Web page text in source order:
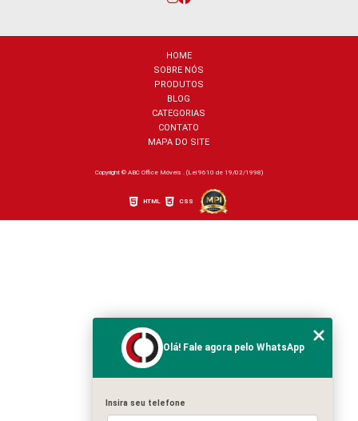
HOME
SOBRE NÓS
PRODUTOS
BLOG
CATEGORIAS
CONTATO
MAPA DO SITE
Copyright © ABC Office Móveis . (Lei 9610 de 19/02/1998)
HTML CSS
Olá! Fale agora pelo WhatsApp
Insira seu telefone